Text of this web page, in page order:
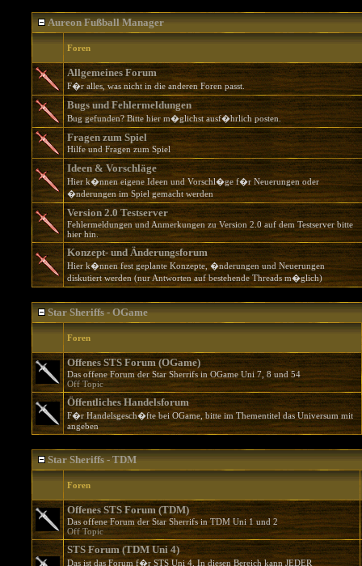
Aureon Fußball Manager
Foren
Allgemeines Forum
F�r alles, was nicht in die anderen Foren passt.
Bugs und Fehlermeldungen
Bug gefunden? Bitte hier m�glichst ausf�hrlich posten.
Fragen zum Spiel
Hilfe und Fragen zum Spiel
Ideen & Vorschläge
Hier k�nnen eigene Ideen und Vorschl�ge f�r Neuerungen oder
�nderungen im Spiel gemacht werden
Version 2.0 Testserver
Fehlermeldungen und Anmerkungen zu Version 2.0 auf dem Testserver bitte
hier hin.
Konzept- und Änderungsforum
Hier k�nnen fest geplante Konzepte, �nderungen und Neuerungen
diskutiert werden (nur Antworten auf bestehende Threads m�glich)
Star Sheriffs - OGame
Foren
Offenes STS Forum (OGame)
Das offene Forum der Star Sherrifs in OGame Uni 7, 8 und 54
Off Topic
Öffentliches Handelsforum
F�r Handelsgesch�fte bei OGame, bitte im Thementitel das Universum mit
angeben
Star Sheriffs - TDM
Foren
Offenes STS Forum (TDM)
Das offene Forum der Star Sherrifs in TDM Uni 1 und 2
Off Topic
STS Forum (TDM Uni 4)
Das ist das Forum f�r STS Uni 4. In diesen Bereich kann JEDER